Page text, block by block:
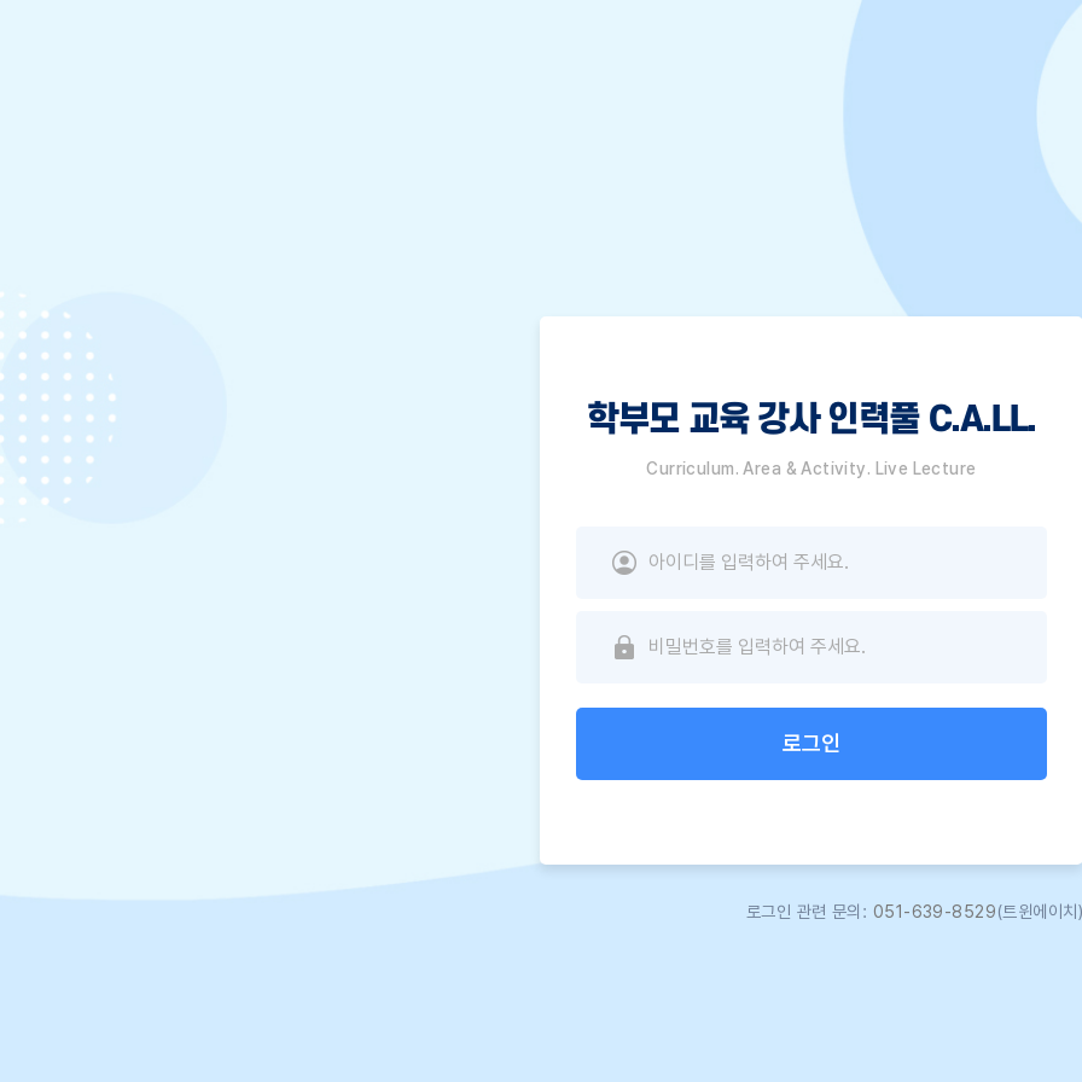
학부모 교육 강사 인력풀 C.A.LL.
Curriculum. Area & Activity. Live Lecture
로그인
로그인 관련 문의: 051-639-8529(트윈에이치)